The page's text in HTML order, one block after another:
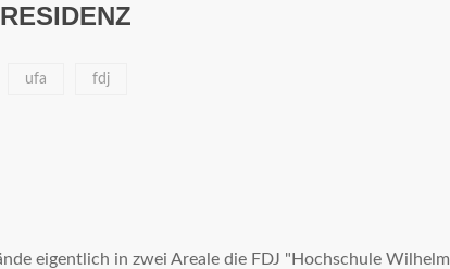
ufa fdj
eigentlich in zwei Areale die FDJ "Hochschule